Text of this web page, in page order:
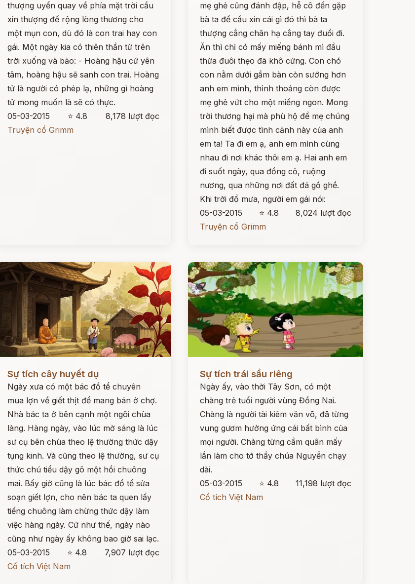
thượng uyển quay về phía mặt trời cầu
xin thượng đế rộng lòng thương cho
một mụn con, dù đó là con trai hay con
gái. Một ngày kia có thiên thần từ trên
trời xuống và bảo: - Hoàng hậu cứ yên
tâm, hoàng hậu sẽ sanh con trai. Hoàng
tử là người có phép lạ, những gì hoàng
tử mong muốn là sẽ có thực.
05-03-2015
⭐ 4.8
8,178 lượt đọc
Truyện cổ Grimm
mẹ ghẻ cũng đánh đập, hễ cô đến gặp
bà ta để cầu xin cái gì đó thì bà ta
thượng cẳng chân hạ cẳng tay đuổi đi.
Ăn thì chỉ có mấy miếng bánh mì đầu
thừa đuôi thẹo đã khô cứng. Con chó
con nằm dưới gầm bàn còn sướng hơn
anh em mình, thỉnh thoảng còn được
mẹ ghẻ vứt cho một miếng ngon. Mong
trời thương hại mà phù hộ để mẹ chúng
mình biết được tình cảnh này của anh
em ta! Ta đi em ạ, anh em mình cùng
nhau đi nơi khác thôi em ạ. Hai anh em
đi suốt ngày, qua đồng cỏ, ruộng
nương, qua những nơi đất đá gồ ghề.
Khi trời đổ mưa, người em gái nói:
05-03-2015
⭐ 4.8
8,024 lượt đọc
Truyện cổ Grimm
Sự tích cây huyết dụ
Ngày xưa có một bác đồ tể chuyên
mua lợn về giết thịt để mang bán ở chợ.
Nhà bác ta ở bên cạnh một ngôi chùa
làng. Hàng ngày, vào lúc mờ sáng là lúc
sư cụ bên chùa theo lệ thường thức dậy
tụng kinh. Và cũng theo lệ thường, sư cụ
thức chú tiểu dậy gõ một hồi chuông
mai. Bấy giờ cũng là lúc bác đồ tể sửa
soạn giết lợn, cho nên bác ta quen lấy
tiếng chuông làm chừng thức dậy làm
việc hàng ngày. Cứ như thế, ngày nào
cũng như ngày ấy không bao giờ sai lạc.
05-03-2015
⭐ 4.8
7,907 lượt đọc
Cổ tích Việt Nam
Sự tích trái sầu riêng
Ngày ấy, vào thời Tây Sơn, có một
chàng trẻ tuổi người vùng Đồng Nai.
Chàng là người tài kiêm văn võ, đã từng
vung gươm hưởng ứng cái bất bình của
mọi người. Chàng từng cầm quân mấy
lần làm cho tớ thầy chúa Nguyễn chạy
dài.
05-03-2015
⭐ 4.8
11,198 lượt đọc
Cổ tích Việt Nam